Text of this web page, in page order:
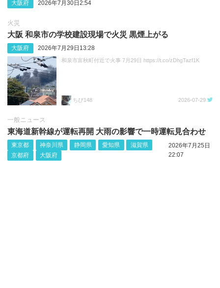
大阪府 2026年7月30日2:54
火災
大阪 和泉市の学校建設現場で火災 黒煙上がる
大阪府 2026年7月29日13:28
和泉市富秋町付近で火事 7月29日 https://t.co/zDhgTazf1K
ちび148 2026-07-29
一般ニュース
東海道新幹線が運転再開 大雨の影響で一時運転見合わせ
東京都 神奈川県 静岡県 愛知県
滋賀県
京都府
大阪府
2026年7月25日
22:07